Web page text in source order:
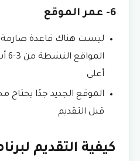
6- عمر الموقع
ليست هناك قاعدة صارمة
أعلى
الموقع الجديد جدًا يحتاج
قبل التقديم